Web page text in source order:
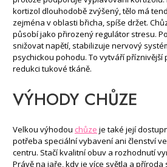
kortizol dlouhodobě zvýšený, tělo má
zejména v oblasti břicha, spíše držet.
působí jako přirozený regulátor stresu.
snižovat napětí, stabilizuje nervový
psychickou pohodu. To vytváří příznivější
redukci tukové tkáně.
VÝHODY CHŮZE
Velkou výhodou chůze je také její
potřeba speciální vybavení ani členství
centru. Stačí kvalitní obuv a rozhodnutí
Právě na jaře, kdy je více světla a příroda